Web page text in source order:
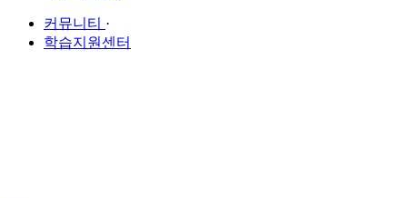
커뮤니티 ·
학습지원센터